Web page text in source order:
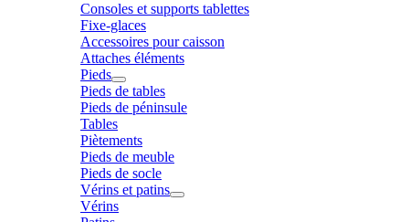
Consoles et supports tablettes
Fixe-glaces
Accessoires pour caisson
Attaches éléments
Pieds
Pieds de tables
Pieds de péninsule
Tables
Piètements
Pieds de meuble
Pieds de socle
Vérins et patins
Vérins